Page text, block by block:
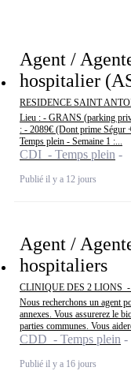
Agent /
hospitalier
RESIDENCE SAINT
Lieu : - GRANS (parking
: - 2089€ (Dont prime Ségur
Temps plein - Semaine 1 :...
CDI - Temps plein
Publié il y a 12 jours
Agent /
hospitaliers
CLINIQUE DES 2 LIONS -
Nous recherchons un agent
annexes. Vous assurerez le
parties communes. Vous
CDD - Temps plein
Publié il y a 16 jours